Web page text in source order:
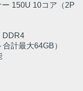
150U 10コア（2P
DDR4
計最大64GB）